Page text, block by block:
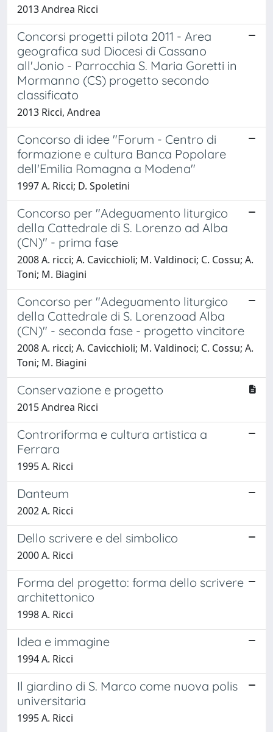
2013 Andrea Ricci
Concorsi progetti pilota 2011 - Area
geografica sud Diocesi di Cassano
all'Jonio - Parrocchia S. Maria Goretti in
Mormanno (CS) progetto secondo
classificato
2013 Ricci, Andrea
Concorso di idee "Forum - Centro di
formazione e cultura Banca Popolare
dell'Emilia Romagna a Modena"
1997 A. Ricci; D. Spoletini
Concorso per "Adeguamento liturgico
della Cattedrale di S. Lorenzo ad Alba
(CN)" - prima fase
2008 A. ricci; A. Cavicchioli; M. Valdinoci; C. Cossu; A.
Toni; M. Biagini
Concorso per "Adeguamento liturgico
della Cattedrale di S. Lorenzoad Alba
(CN)" - seconda fase - progetto vincitore
2008 A. ricci; A. Cavicchioli; M. Valdinoci; C. Cossu; A.
Toni; M. Biagini
Conservazione e progetto
2015 Andrea Ricci
Controriforma e cultura artistica a
Ferrara
1995 A. Ricci
Danteum
2002 A. Ricci
Dello scrivere e del simbolico
2000 A. Ricci
Forma del progetto: forma dello scrivere
architettonico
1998 A. Ricci
Idea e immagine
1994 A. Ricci
Il giardino di S. Marco come nuova polis
universitaria
1995 A. Ricci